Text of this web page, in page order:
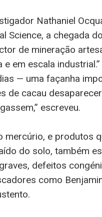
Nathaniel
Science, a chegada
de mineração
e em escala
— uma façanha
de cacau
escreveu.
mercúrio, e produtos
do solo, também
defeitos
como